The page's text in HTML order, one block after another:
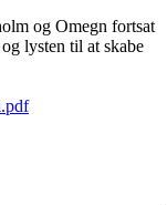
og Omegn fortsat
lysten til at skabe